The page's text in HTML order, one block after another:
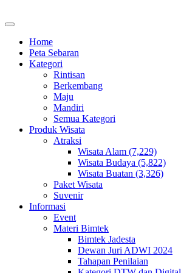
Home
Peta Sebaran
Kategori
Rintisan
Berkembang
Maju
Mandiri
Semua Kategori
Produk Wisata
Atraksi
Wisata Alam (7,229)
Wisata Budaya (5,822)
Wisata Buatan (3,326)
Paket Wisata
Suvenir
Informasi
Event
Materi Bimtek
Bimtek Jadesta
Dewan Juri ADWI 2024
Tahapan Penilaian